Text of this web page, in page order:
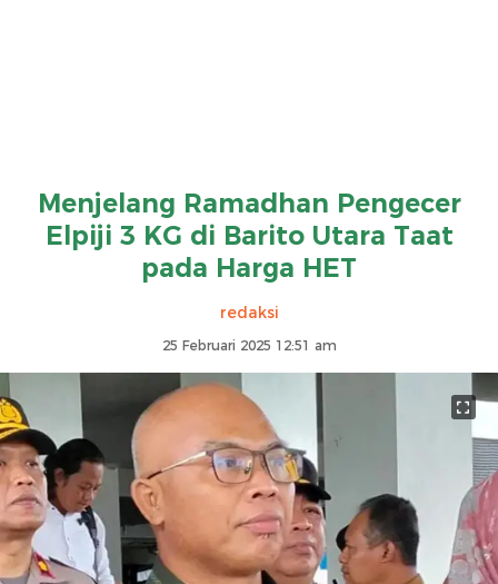
Menjelang Ramadhan Pengecer
Elpiji 3 KG di Barito Utara Taat
pada Harga HET
redaksi
25 Februari 2025 12:51 am